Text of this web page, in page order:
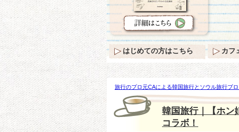
旅行のプロ元CAによる韓国旅行とソウル旅行ブ
【ホン姉妹→ノ・ヒギョン→キム・ウンスク】特
韓国旅行｜【ホ
コラボ！
はじめての方はこちら カフ